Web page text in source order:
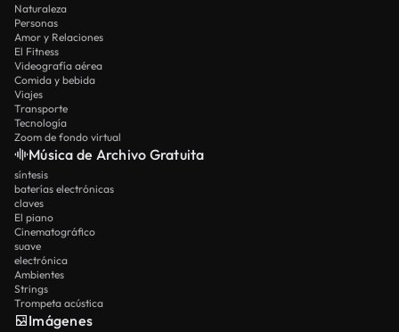
Naturaleza
Personas
Amor y Relaciones
El Fitness
Videografía aérea
Comida y bebida
Viajes
Transporte
Tecnología
Zoom de fondo virtual
Música de Archivo Gratuita
síntesis
baterías electrónicas
claves
El piano
Cinematográfico
suave
electrónica
Ambientes
Strings
Trompeta acústica
Imágenes